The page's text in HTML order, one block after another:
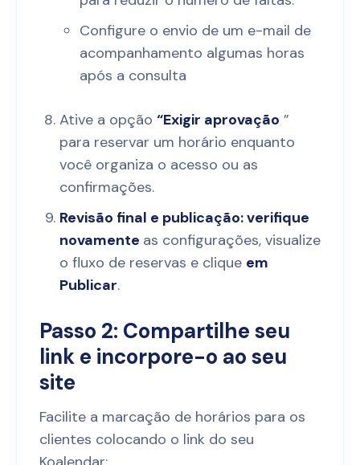
Configure o envio de um e-mail de
acompanhamento algumas horas
após a consulta
Ative a opção “Exigir aprovação ”
para reservar um horário enquanto
você organiza o acesso ou as
confirmações.
Revisão final e publicação: verifique
novamente as configurações, visualize
o fluxo de reservas e clique em
Publicar.
Passo 2: Compartilhe seu
link e incorpore-o ao seu
site
Facilite a marcação de horários para os
clientes colocando o link do seu